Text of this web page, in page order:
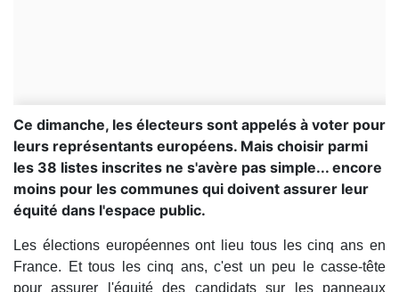
Ce dimanche, les électeurs sont appelés à voter pour
leurs représentants européens. Mais choisir parmi
les 38 listes inscrites ne s'avère pas simple... encore
moins pour les communes qui doivent assurer leur
équité dans l'espace public.
Les élections européennes ont lieu tous les cinq ans en
France. Et tous les cinq ans, c'est un peu le casse-tête
pour assurer l'équité des candidats sur les panneaux